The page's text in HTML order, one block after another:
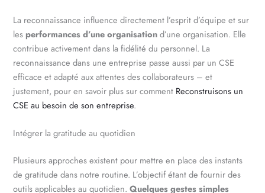
La reconnaissance influence directement l’esprit d’équipe et sur
les performances d’une organisationd’une organisation. Elle
contribue activement dans la fidélité du personnel. La
reconnaissance dans une entreprise passe aussi par un CSE
efficace et adapté aux attentes des collaborateurs – et
justement, pour en savoir plus sur comment Reconstruisons un
CSE au besoin de son entreprise.
Intégrer la gratitude au quotidien
Plusieurs approches existent pour mettre en place des instants
de gratitude dans notre routine. L’objectif étant de fournir des
outils applicables au quotidien.Quelques gestes simples